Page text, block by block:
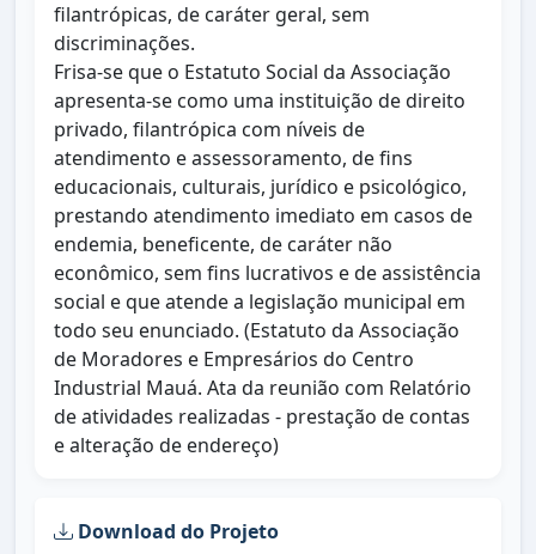
filantrópicas, de caráter geral, sem
discriminações.
Frisa-se que o Estatuto Social da Associação
apresenta-se como uma instituição de direito
privado, filantrópica com níveis de
atendimento e assessoramento, de fins
educacionais, culturais, jurídico e psicológico,
prestando atendimento imediato em casos de
endemia, beneficente, de caráter não
econômico, sem fins lucrativos e de assistência
social e que atende a legislação municipal em
todo seu enunciado. (Estatuto da Associação
de Moradores e Empresários do Centro
Industrial Mauá. Ata da reunião com Relatório
de atividades realizadas - prestação de contas
e alteração de endereço)
Download do Projeto